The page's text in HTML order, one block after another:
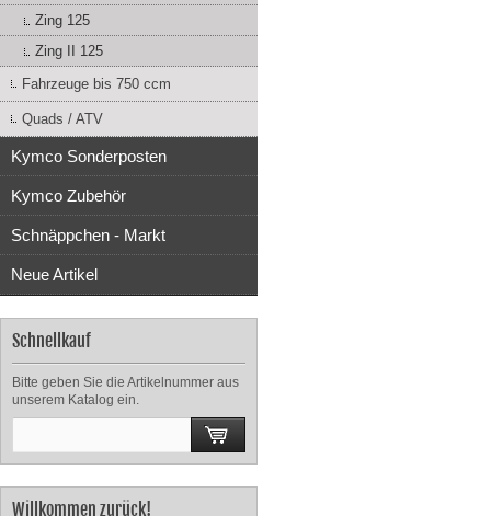
Zing 125
Zing II 125
Fahrzeuge bis 750 ccm
Quads / ATV
Kymco Sonderposten
Kymco Zubehör
Schnäppchen - Markt
Neue Artikel
Schnellkauf
Bitte geben Sie die Artikelnummer aus
unserem Katalog ein.
Willkommen zurück!